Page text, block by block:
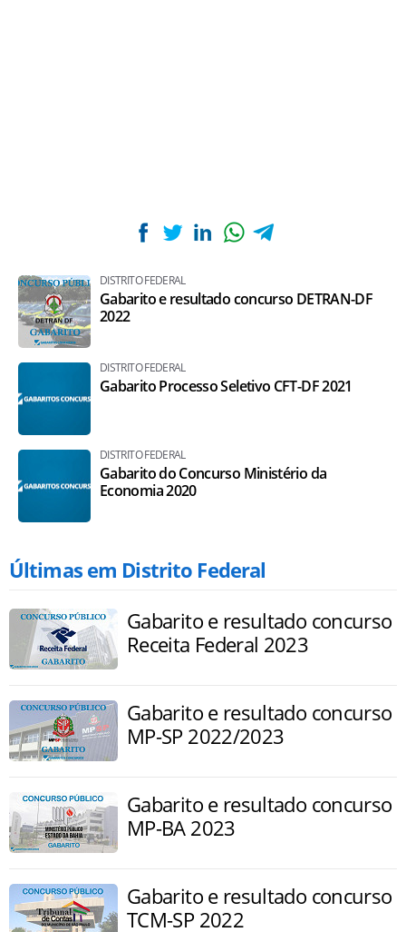
DISTRITO FEDERAL
Gabarito e resultado concurso DETRAN-DF
2022
DISTRITO FEDERAL
Gabarito Processo Seletivo CFT-DF 2021
DISTRITO FEDERAL
Gabarito do Concurso Ministério da
Economia 2020
Últimas em Distrito Federal
Gabarito e resultado concurso
Receita Federal 2023
Gabarito e resultado concurso
MP-SP 2022/2023
Gabarito e resultado concurso
MP-BA 2023
Gabarito e resultado concurso
TCM-SP 2022